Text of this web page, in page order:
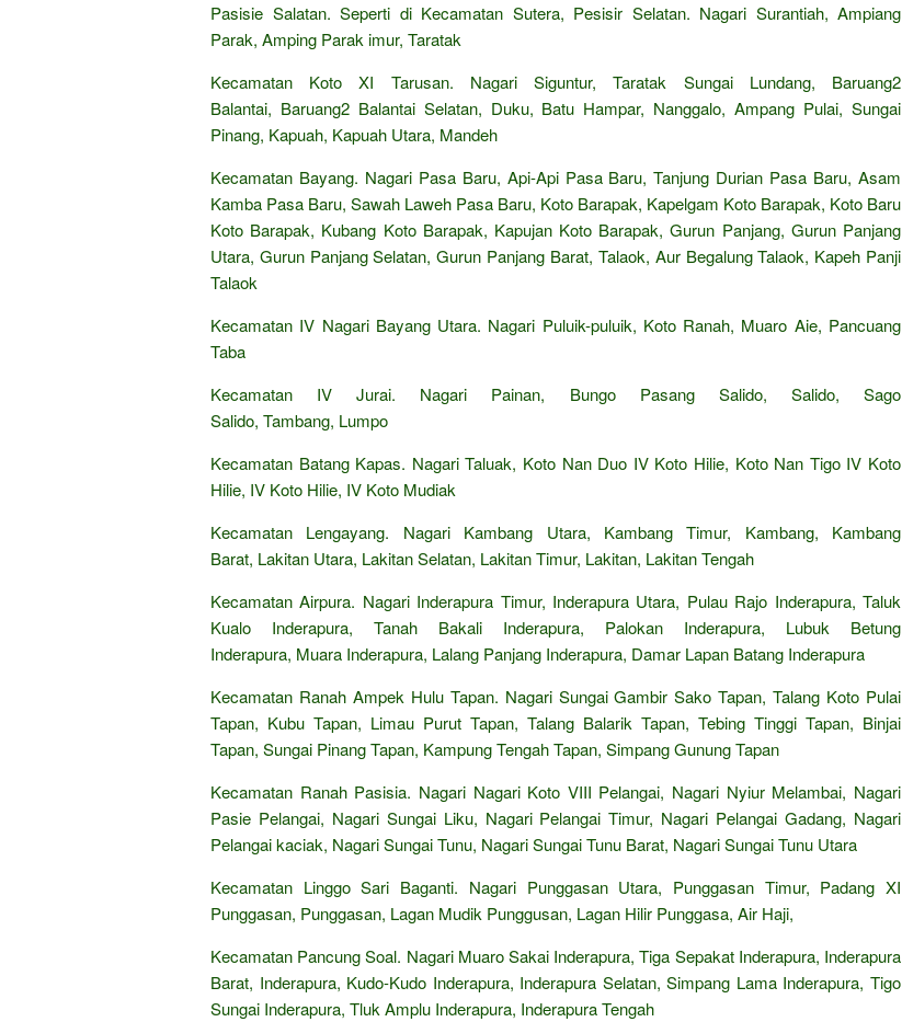
Pasisie Salatan. Seperti di Kecamatan Sutera, Pesisir Selatan. Nagari Surantiah, Ampiang
Parak, Amping Parak imur, Taratak
Kecamatan Koto XI Tarusan. Nagari Siguntur, Taratak Sungai Lundang, Baruang2
Balantai, Baruang2 Balantai Selatan, Duku, Batu Hampar, Nanggalo, Ampang Pulai, Sungai
Pinang, Kapuah, Kapuah Utara, Mandeh
Kecamatan Bayang. Nagari Pasa Baru, Api-Api Pasa Baru, Tanjung Durian Pasa Baru, Asam
Kamba Pasa Baru, Sawah Laweh Pasa Baru, Koto Barapak, Kapelgam Koto Barapak, Koto Baru
Koto Barapak, Kubang Koto Barapak, Kapujan Koto Barapak, Gurun Panjang, Gurun Panjang
Utara, Gurun Panjang Selatan, Gurun Panjang Barat, Talaok, Aur Begalung Talaok, Kapeh Panji
Talaok
Kecamatan IV Nagari Bayang Utara. Nagari Puluik-puluik, Koto Ranah, Muaro Aie, Pancuang
Taba
Kecamatan IV Jurai. Nagari Painan, Bungo Pasang Salido, Salido, Sago
Salido, Tambang, Lumpo
Kecamatan Batang Kapas. Nagari Taluak, Koto Nan Duo IV Koto Hilie, Koto Nan Tigo IV Koto
Hilie, IV Koto Hilie, IV Koto Mudiak
Kecamatan Lengayang. Nagari Kambang Utara, Kambang Timur, Kambang, Kambang
Barat, Lakitan Utara, Lakitan Selatan, Lakitan Timur, Lakitan, Lakitan Tengah
Kecamatan Airpura. Nagari Inderapura Timur, Inderapura Utara, Pulau Rajo Inderapura, Taluk
Kualo Inderapura, Tanah Bakali Inderapura, Palokan Inderapura, Lubuk Betung
Inderapura, Muara Inderapura, Lalang Panjang Inderapura, Damar Lapan Batang Inderapura
Kecamatan Ranah Ampek Hulu Tapan. Nagari Sungai Gambir Sako Tapan, Talang Koto Pulai
Tapan, Kubu Tapan, Limau Purut Tapan, Talang Balarik Tapan, Tebing Tinggi Tapan, Binjai
Tapan, Sungai Pinang Tapan, Kampung Tengah Tapan, Simpang Gunung Tapan
Kecamatan Ranah Pasisia. Nagari Nagari Koto VIII Pelangai, Nagari Nyiur Melambai, Nagari
Pasie Pelangai, Nagari Sungai Liku, Nagari Pelangai Timur, Nagari Pelangai Gadang, Nagari
Pelangai kaciak, Nagari Sungai Tunu, Nagari Sungai Tunu Barat, Nagari Sungai Tunu Utara
Kecamatan Linggo Sari Baganti. Nagari Punggasan Utara, Punggasan Timur, Padang XI
Punggasan, Punggasan, Lagan Mudik Punggusan, Lagan Hilir Punggasa, Air Haji,
Kecamatan Pancung Soal. Nagari Muaro Sakai Inderapura, Tiga Sepakat Inderapura, Inderapura
Barat, Inderapura, Kudo-Kudo Inderapura, Inderapura Selatan, Simpang Lama Inderapura, Tigo
Sungai Inderapura, Tluk Amplu Inderapura, Inderapura Tengah